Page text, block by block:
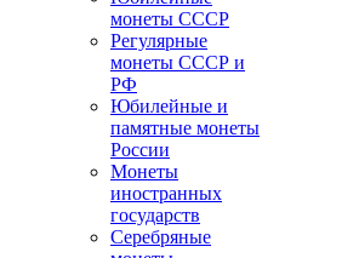
монеты СССР
Регулярные
монеты СССР и
РФ
Юбилейные и
памятные монеты
России
Монеты
иностранных
государств
Серебряные